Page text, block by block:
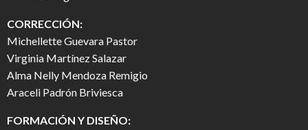
CORRECCIÓN:
Michellette Guevara Pastor
Virginia Martínez Salazar
Alma Nelly Mendoza Remigio
Araceli Padrón Briviesca
FORMACIÓN Y DISEÑO: